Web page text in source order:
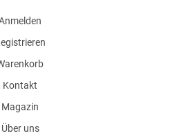
Kontakt
Magazin
Über uns